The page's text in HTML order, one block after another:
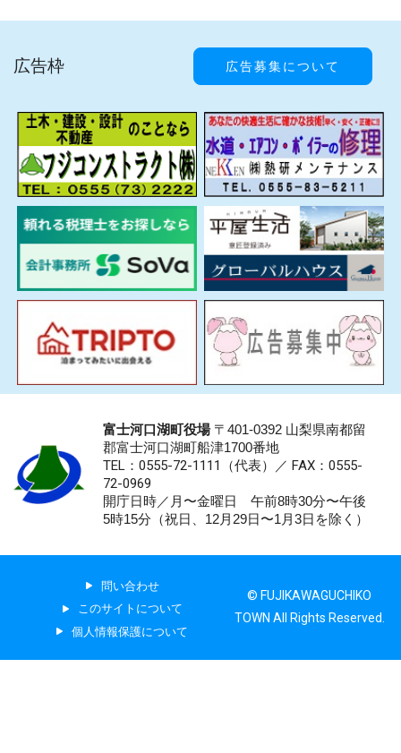
広告枠 広告募集について
富士河口湖町役場〒401-0392 山梨県南都留
郡富士河口湖町船津1700番地
TEL：0555-72-1111 （代表）／ FAX：0555-
72-0969
開庁日時／月〜金曜日 午前8時30分〜午後
5時15分（祝日、12月29日〜1月3日を除く）
問い合わせ
このサイトについて
個人情報保護について
© FUJIKAWAGUCHIKO
TOWN All Rights Reserved.